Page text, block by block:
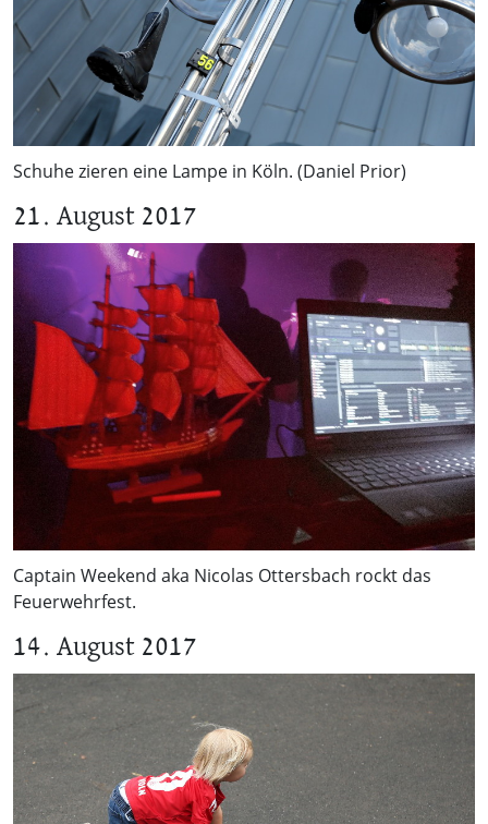
Schuhe zieren eine Lampe in Köln. (Daniel Prior)
21. August 2017
Captain Weekend aka Nicolas Ottersbach rockt das
Feuerwehrfest.
14. August 2017